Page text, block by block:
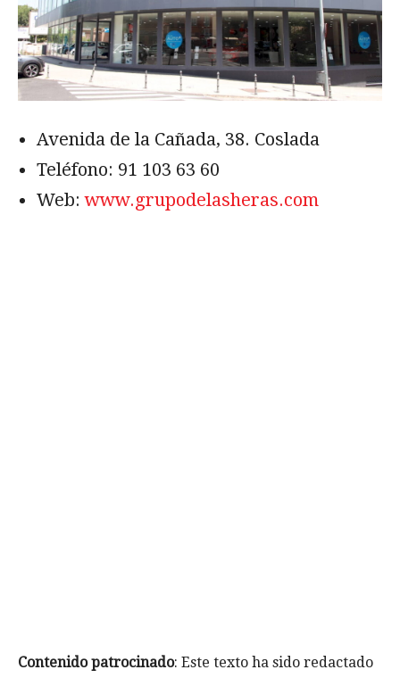
Avenida de la Cañada, 38. Coslada
Teléfono: 91 103 63 60
Web:www.grupodelasheras.com
Contenido patrocinado: Este texto ha sido redactado